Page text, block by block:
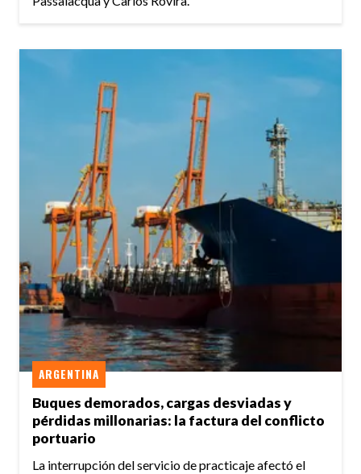
Buques demorados, cargas desviadas y
pérdidas millonarias: la factura del conflicto
portuario
ARGENTINA
La interrupción del servicio de practicaje afectó el